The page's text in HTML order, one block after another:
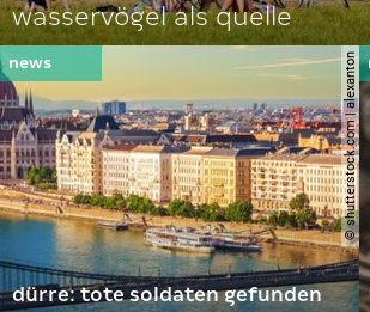
wasservögel als quelle
© shutterstock.com | alexanton
dürre: tote soldaten gefunden